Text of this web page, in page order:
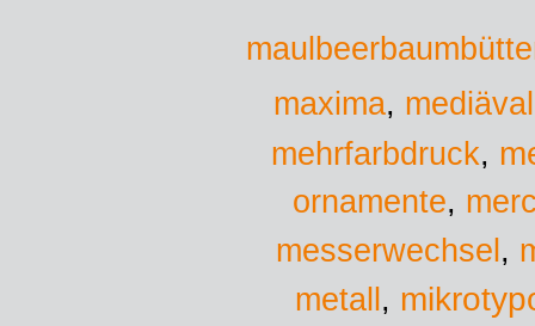
maxima,
mehrfarbdruck,
ornamente,
messerwechsel ,
metall ,